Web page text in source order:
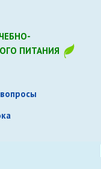
ПИТАНИЯ